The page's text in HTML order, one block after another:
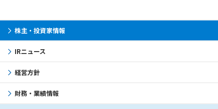
株主・投資家情報
IRニュース
経営方針
財務・業績情報